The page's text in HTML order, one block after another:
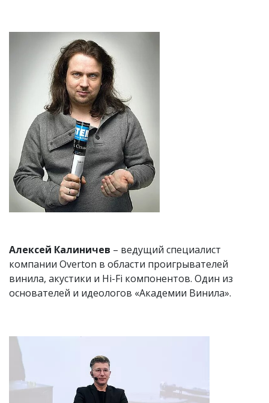
Алексей Калиничев – ведущий специалист
компании Overton в области проигрывателей
винила, акустики и Hi-Fi компонентов. Один из
основателей и идеологов «Академии Винила».